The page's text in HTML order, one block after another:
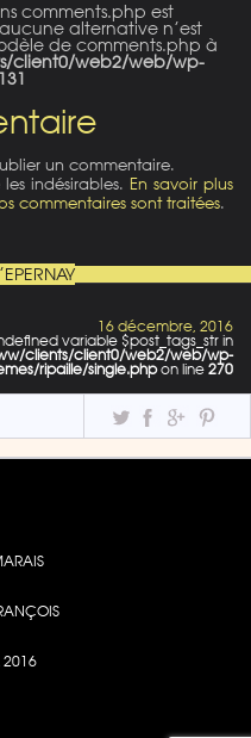
comments.php est
alternative n’est
de comments.php à
client0/web2/web/wp-
un commentaire.
indésirables. En savoir plus
commentaires sont traitées.
16 décembre, 2016
variable $post_tags_str in
clients/client0/web2/web/wp-
ripaille/single.phpon line 270
2016